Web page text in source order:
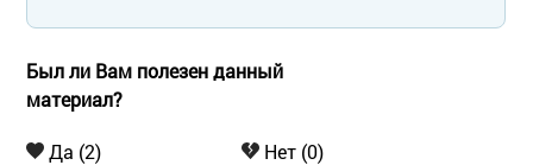
Был ли Вам полезен данный
материал?
Да (2) Нет (0)